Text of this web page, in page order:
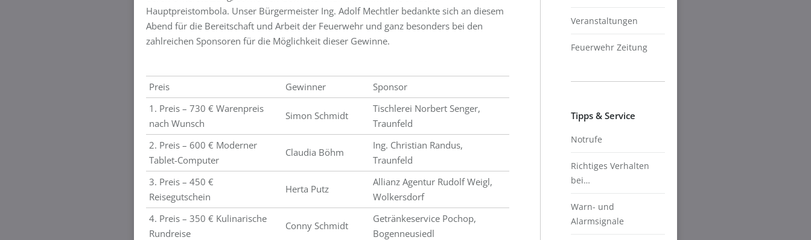
Hauptpreistombola. Unser Bürgermeister Ing. Adolf Mechtler bedankte sich an diesem
Abend für die Bereitschaft und Arbeit der Feuerwehr und ganz besonders bei den
zahlreichen Sponsoren für die Möglichkeit dieser Gewinne.
Preis Gewinner
Sponsor
1. Preis – 730 € Warenpreis
nach Wunsch
Simon Schmidt
Tischlerei Norbert Senger,
Traunfeld
2. Preis – 600 € Moderner
Tablet-Computer
Claudia Böhm
Ing. Christian Randus,
Traunfeld
3. Preis – 450 €
Reisegutschein
Herta Putz
Allianz Agentur Rudolf Weigl,
Wolkersdorf
4. Preis – 350 € Kulinarische
Rundreise
Conny Schmidt
Getränkeservice Pochop,
Bogenneusiedl
Veranstaltungen
Feuerwehr Zeitung
Tipps & Service
Notrufe
Richtiges Verhalten
bei…
Warn- und
Alarmsignale